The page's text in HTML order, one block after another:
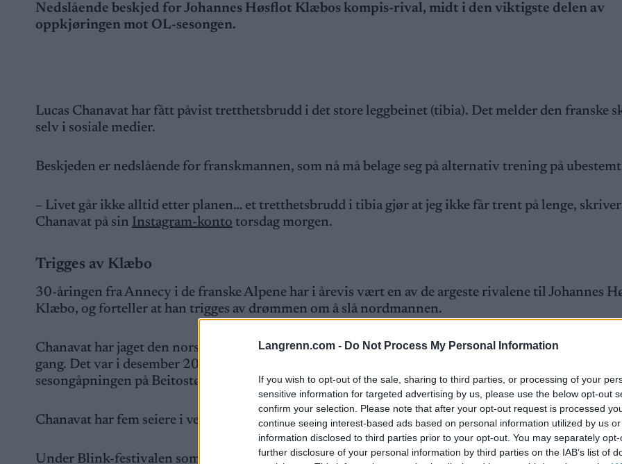
Langrenn.com - Do Not Process My Personal Information
If you wish to opt-out of the sale, sharing to third parties, or processing of your
sensitive information for targeted advertising by us, please use the below opt-out
confirm your selection. Please note that after your opt-out request is processed
continue seeing interest-based ads based on personal information utilized by us
information disclosed to third parties prior to your opt-out. You may separately
further disclosure of your personal information by third parties on the IAB’s list of
Nedslående beskjed for Johannes Høsflot Klæbos kompis-rival, midt i den viktigste delen av
oppkjøringen mot OL-sesongen.
Lucas Chanavat har fått påvist tretthetsbrudd i det store leggbeinet (tibia). Det melder den franske
selv i sosiale medier.
Beskjeden er nedslående for franskmannen, som nå må belage seg på alternativ trening på
– Livet går ikke alltid etter planen… et tretthetsbrudd i tibia gjør at jeg ikke får trent på lenge, skriver
Chanavat på sin Instagram-konto torsdag morgen.
Trigges av Klæbo
30-åringen fra Annecy i de franske Alpene har i årevis vært en av de argeste rivalene til Johannes
Klæbo, og forteller at han trigges av drømmen om å slå nordmannen.
Chanavat har jaget den norske superstjernen helt til streken en rekke ganger, men så langt bare slått
gang. Det var i desember 2019. Da slo han Johannes Høsflot Klæbo i sprint, under den nasjonale
sesongåpningen på Beitostølen. Der bleChanavat nummer tre, og Klæbo nummer fem.
Chanavat har fem seiere i verdenscupen, alle i sprint, men Klæbo deltok ikke på noen av de
Under Blink-festivalen sommer slo han imidlertid Klæbo med ett sekund på 15-kilometeren, der